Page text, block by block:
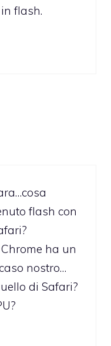
flash.
flash con
ha un
nostro…
di Safari?